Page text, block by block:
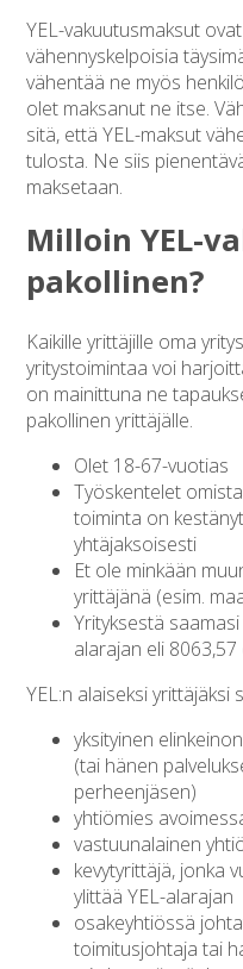
YEL-vakuutusmaksut
vähennyskelpoisia
vähentää ne myös
olet maksanut ne itse.
sitä, että YEL-maksut
tulosta. Ne siis
maksetaan.
Milloin YEL-
pakollinen?
Kaikille yrittäjille oma
yritystoimintaa voi
on mainittuna ne
pakollinen yrittäjälle.
Olet 18-67-vuotias
Työskentelet
toiminta on
yhtäjaksoisesti
Et ole minkään
yrittäjänä (esim.
Yrityksestä
alarajan eli
YEL:n alaiseksi
yksityinen
(tai hänen
perheenjäsen)
yhtiömies
vastuunalainen
kevytyrittäjä, jonka
ylittää YEL-alarajan
osakeyhtiössä
toimitusjohtaja tai